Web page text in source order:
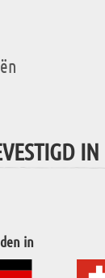
IN
in